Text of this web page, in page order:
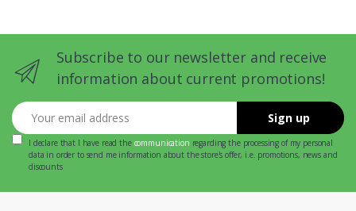
Subscribe to our newsletter and receive
information about current promotions!
Your email address
Sign up
I declare that I have read the communication regarding the processing of my personal
data in order to send me information about the store's offer, i.e. promotions, news and
discounts